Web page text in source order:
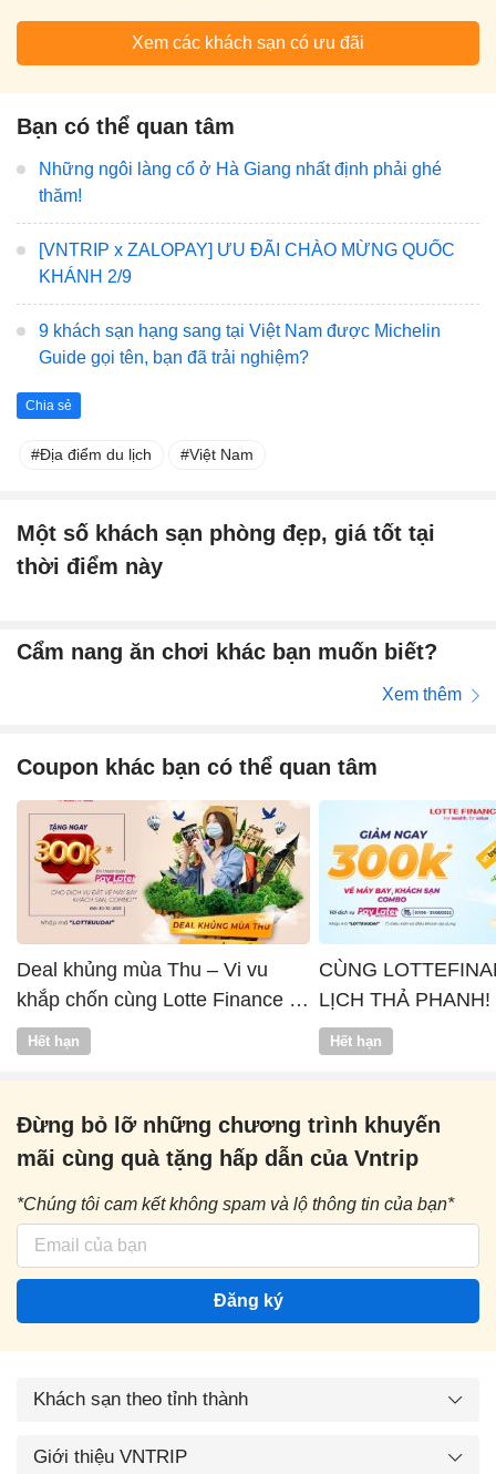
Xem các khách sạn có ưu đãi
Bạn có thể quan tâm
Những ngôi làng cổ ở Hà Giang nhất định phải ghé
thăm!
[VNTRIP x ZALOPAY] ƯU ĐÃI CHÀO MỪNG QUỐC
KHÁNH 2/9
9 khách sạn hạng sang tại Việt Nam được Michelin
Guide gọi tên, bạn đã trải nghiệm?
Chia sẻ
Địa điểm du lịch Việt Nam
Một số khách sạn phòng đẹp, giá tốt tại
thời điểm này
Cẩm nang ăn chơi khác bạn muốn biết?
Xem thêm
Coupon khác bạn có thể quan tâm
Deal khủng mùa Thu – Vi vu
khắp chốn cùng Lotte Finance x
Vntrip
Hết hạn
CÙNG
LỊCH THẢ PHANH!
Hết hạn
Đừng bỏ lỡ những chương trình khuyến
mãi cùng quà tặng hấp dẫn của Vntrip
*Chúng tôi cam kết không spam và lộ thông tin của bạn*
Đăng ký
Khách sạn theo tỉnh thành
Giới thiệu VNTRIP